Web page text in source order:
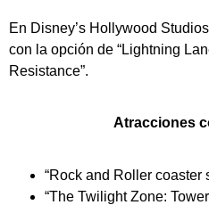
En Disney’s Hollywood
con la opción de “Lightning
Resistance”.
Atracciones
“Rock and Roller coaster
“The Twilight Zone: